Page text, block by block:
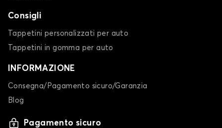
Consigli
Tappetini personalizzati per auto
Tappetini in gomma per auto
INFORMAZIONE
Consegna/Pagamento sicuro/Garanzia
Blog
Pagamento sicuro